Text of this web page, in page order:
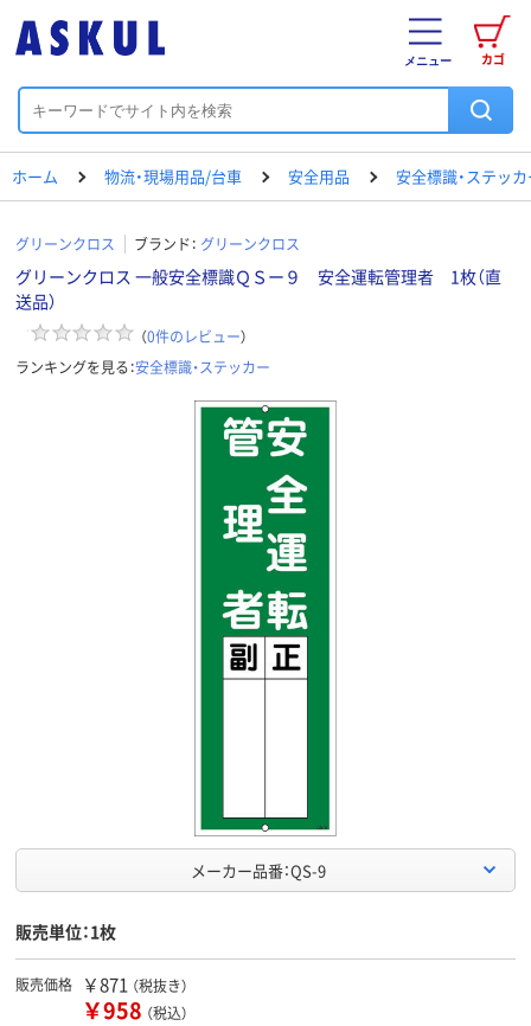
カゴ
メニュー
ホーム 物流・現場用品/台車 安全用品 安全標識・ステッ
グリーンクロス ブランド： グリーンクロス
グリーンクロス 一般安全標識ＱＳー９ 安全運転管理者 1枚（直
送品）
（0件のレビュー）
ランキングを見る：安全標識・ステッカー
メーカー品番：QS-9
販売単位：1枚
販売価格 ￥871 （税抜き）
￥958 （税込）